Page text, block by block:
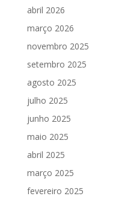
abril 2026
março 2026
novembro 2025
setembro 2025
agosto 2025
julho 2025
junho 2025
maio 2025
abril 2025
março 2025
fevereiro 2025